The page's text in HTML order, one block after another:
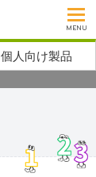
MENU
個人向け製品